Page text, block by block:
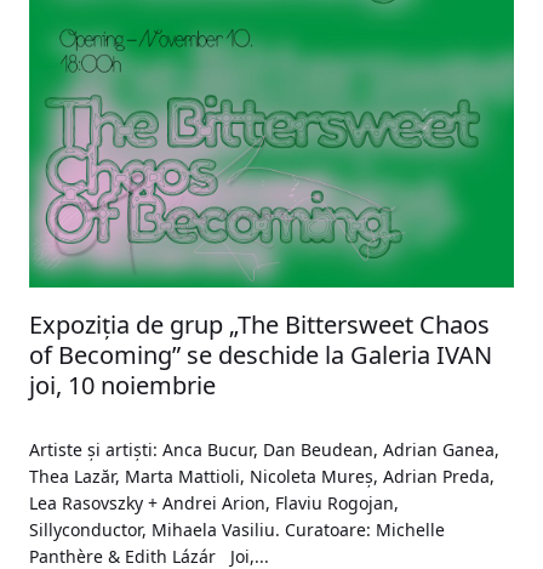
Expoziția de grup „The Bittersweet Chaos
of Becoming” se deschide la Galeria IVAN
joi, 10 noiembrie
Artiste și artiști: Anca Bucur, Dan Beudean, Adrian Ganea,
Thea Lazăr, Marta Mattioli, Nicoleta Mureș, Adrian Preda,
Lea Rasovszky + Andrei Arion, Flaviu Rogojan,
Sillyconductor, Mihaela Vasiliu. Curatoare: Michelle
Panthère & Edith Lázár Joi,...